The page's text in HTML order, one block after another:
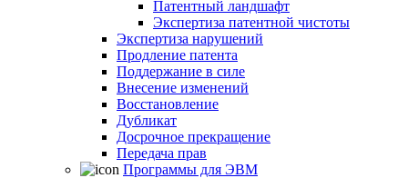
Патентный ландшафт
Экспертиза патентной чистоты
Экспертиза нарушений
Продление патента
Поддержание в силе
Внесение изменений
Восстановление
Дубликат
Досрочное прекращение
Передача прав
Программы для ЭВМ